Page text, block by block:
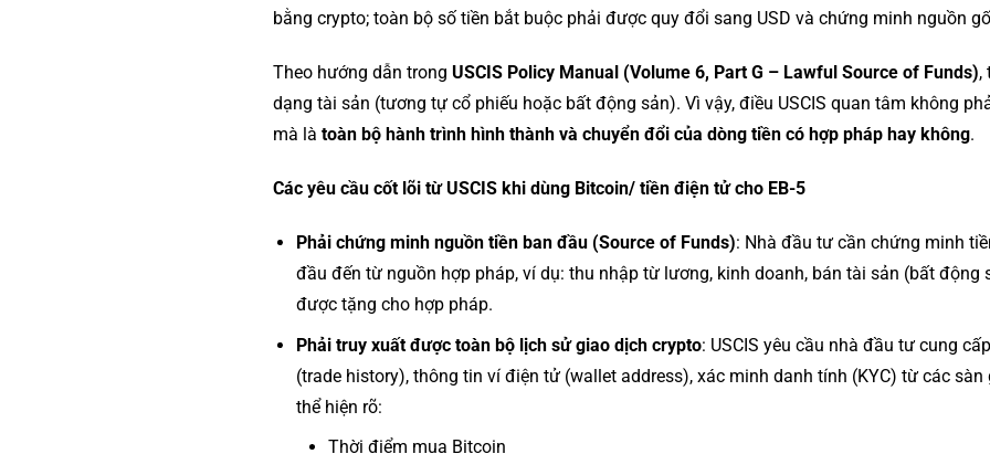
bằng crypto; toàn bộ số tiền bắt buộc phải được quy đổi sang USD và chứng minh nguồn
Theo hướng dẫn trong USCIS Policy Manual (Volume 6, Part G – Lawful Source of Funds),
dạng tài sản (tương tự cổ phiếu hoặc bất động sản). Vì vậy, điều USCIS quan tâm không
mà là toàn bộ hành trình hình thành và chuyển đổi của dòng tiền có hợp pháp hay không.
Các yêu cầu cốt lõi từ USCIS khi dùng Bitcoin/ tiền điện tử cho EB-5
Phải chứng minh nguồn tiền ban đầu (Source of Funds): Nhà đầu tư cần chứng minh
đầu đến từ nguồn hợp pháp, ví dụ: thu nhập từ lương, kinh doanh, bán tài sản (bất động
được tặng cho hợp pháp.
Phải truy xuất được toàn bộ lịch sử giao dịch crypto: USCIS yêu cầu nhà đầu tư cung
(trade history), thông tin ví điện tử (wallet address), xác minh danh tính (KYC) từ các
thể hiện rõ:
Thời điểm mua Bitcoin